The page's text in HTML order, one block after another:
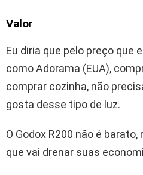
Valor
Eu diria que pelo preço que
como Adorama (EUA),
comprar cozinha, não
gosta desse tipo de luz.
O Godox R200 não é
que vai drenar suas